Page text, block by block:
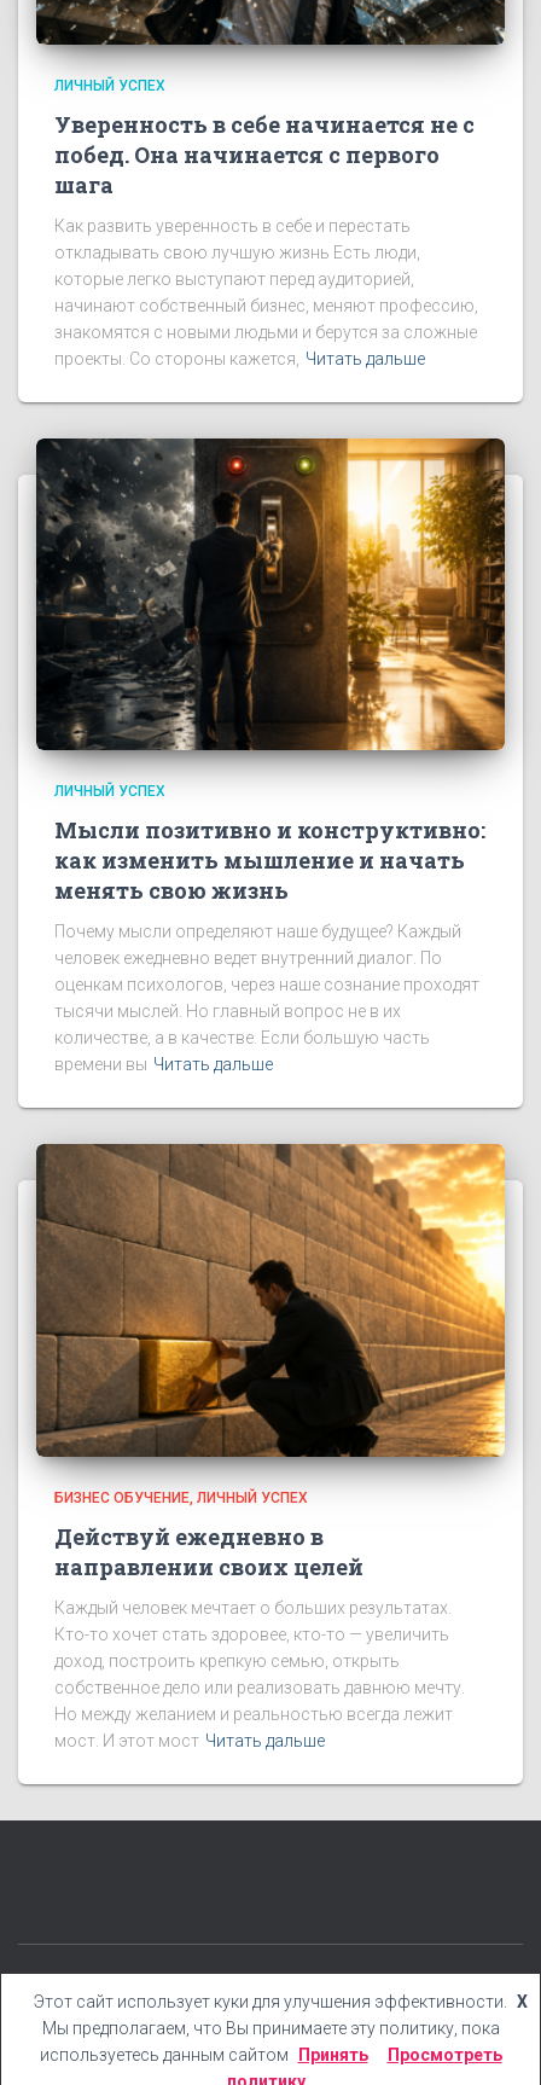
ЛИЧНЫЙ УСПЕХ
Уверенность в себе начинается не с
побед. Она начинается с первого
шага
Как развить уверенность в себе и перестать
откладывать свою лучшую жизнь Есть люди,
которые легко выступают перед аудиторией,
начинают собственный бизнес, меняют профессию,
знакомятся с новыми людьми и берутся за сложные
проекты. Со стороны кажется,
Читать дальше
ЛИЧНЫЙ УСПЕХ
Мысли позитивно и конструктивно:
как изменить мышление и начать
менять свою жизнь
Почему мысли определяют наше будущее? Каждый
человек ежедневно ведет внутренний диалог. По
оценкам психологов, через наше сознание проходят
тысячи мыслей. Но главный вопрос не в их
количестве, а в качестве. Если большую часть
времени вы Читать дальше
БИЗНЕС ОБУЧЕНИЕ ЛИЧНЫЙ УСПЕХ
Действуй ежедневно в
направлении своих целей
Каждый человек мечтает о больших результатах.
Кто-то хочет стать здоровее, кто-то — увеличить
доход, построить крепкую семью, открыть
собственное дело или реализовать давнюю мечту.
Но между желанием и реальностью всегда лежит
мост. И этот мост Читать дальше
КАТЕГОРИИ БЛОГ БОНУСЫ КНИГИ YOUTUBE
Hestia | РазработаноThemeIsle
Этот сайт использует куки для улучшения эффективности.
Мы предполагаем, что Вы принимаете эту политику, пока
используетесь данным сайтом
X
Принять
Просмотреть